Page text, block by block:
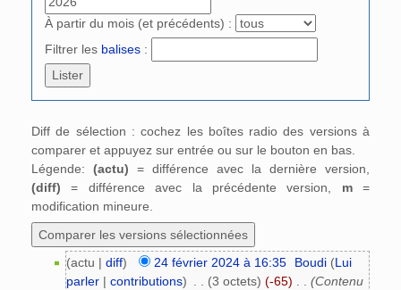
À partir du mois (et précédents) :
Filtrer les balises :
Diff de sélection : cochez les boîtes radio des versions à
comparer et appuyez sur entrée ou sur le bouton en bas.
Légende: (actu) = différence avec la dernière version,
(diff) = différence avec la précédente version, m=
modification mineure.
(actu | diff) 24 février 2024 à 16:35‎ Boudi (Lui
parler| contributions) . . (3 octets) (-65) . . (Contenu